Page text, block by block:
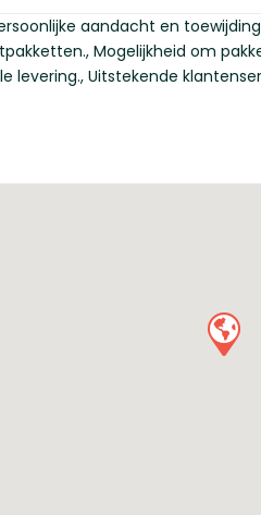
aandacht en
Mogelijkheid om
levering., Uitstekende